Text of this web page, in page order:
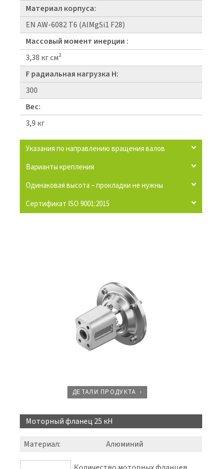
Материал корпуса:
EN AW-6082 T6 (AlMgSi1 F28)
Массовый момент инерции :
3,38 кг см²
F радиальная нагрузка Н:
300
Вес:
3,9 кг
Указания по направлению вращения валов
Варианты крепления
Одинаковая высота – прокладки не нужны
Сертификат ISO 9001:2015
ДЕТАЛИ ПРОДУКТА
Моторный фланец 25 кН
Материал: Алюминий